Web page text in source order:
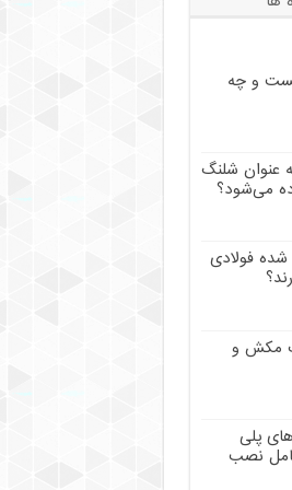
و چه
عنوان شلنگ
می‌شود؟
شده فولادی
مکش و
پلی
نصب